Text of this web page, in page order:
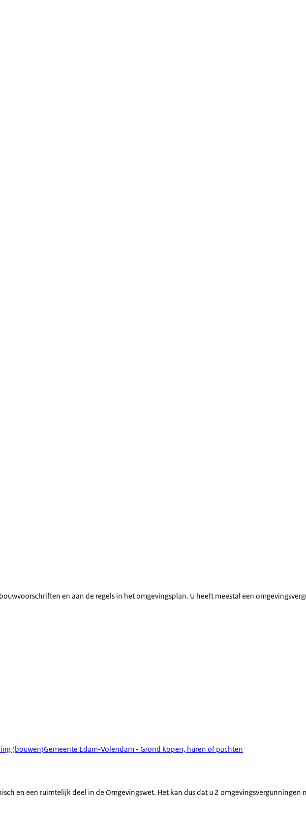
en aan de regels in het omgevingsplan. U heeft meestal een
(bouwen)Gemeente Edam-Volendam - Grond kopen, huren of pachten
en een ruimtelijk deel in de Omgevingswet. Het kan dus dat u 2 omgevingsvergunningen